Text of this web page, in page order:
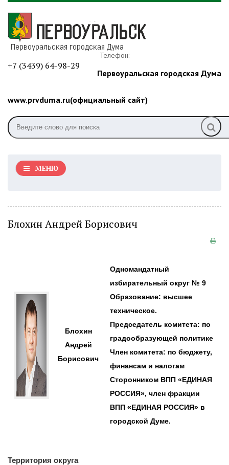
Телефон:
+7 (3439) 64-98-29
Первоуральская городская Дума
www.prvduma.ru(официальный сайт)
МЕНЮ
Блохин Андрей Борисович
Блохин
Андрей
Борисович
Одномандатный
избирательный округ № 9
Образование: высшее
техническое.
Председатель комитета: по
градообразующей политике
Член комитета: по бюджету,
финансам и налогам
Сторонником ВПП «ЕДИНАЯ
РОССИЯ», член фракции
ВПП «ЕДИНАЯ РОССИЯ» в
городской Думе.
Территория округа